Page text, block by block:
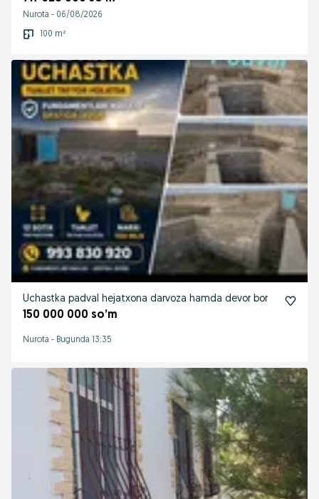
Nurota - 06/08/2026
100 m²
Uchastka padval hejatxona darvoza hamda devor bor
150 000 000 so’m
Nurota - Bugunda 13:35